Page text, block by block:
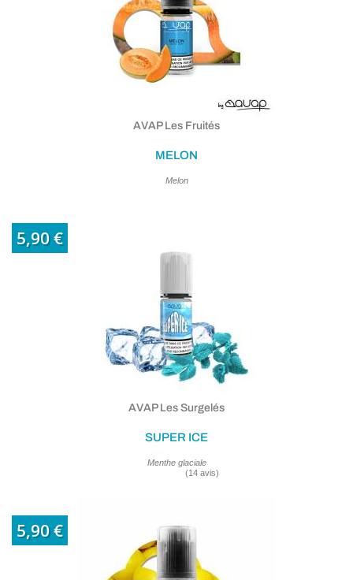
AVAP Les Fruités
MELON
Melon
5,90 €
AVAP Les Surgelés
SUPER ICE
Menthe glaciale
5,90 €